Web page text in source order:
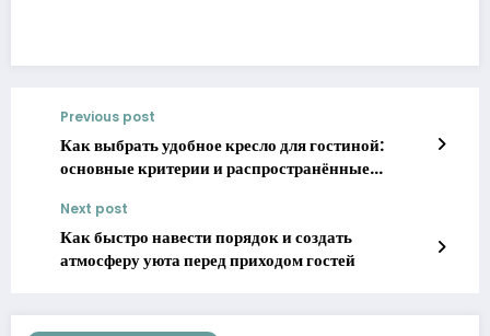
Previous post
Как выбрать удобное кресло для гостиной:
основные критерии и распространённые
Next post
Как быстро навести порядок и создать
атмосферу уюта перед приходом гостей